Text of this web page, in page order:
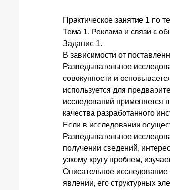
Практическое занятие 1 по
Тема 1. Реклама и связи с
Задание 1.
В зависимости от
Разведывательное
совокупности и
используется для
исследований применяется
качества разработанного
Если в исследовании
Разведывательное
получении сведений,
узкому кругу проблем,
Описательное исследование
явлении, его структурных